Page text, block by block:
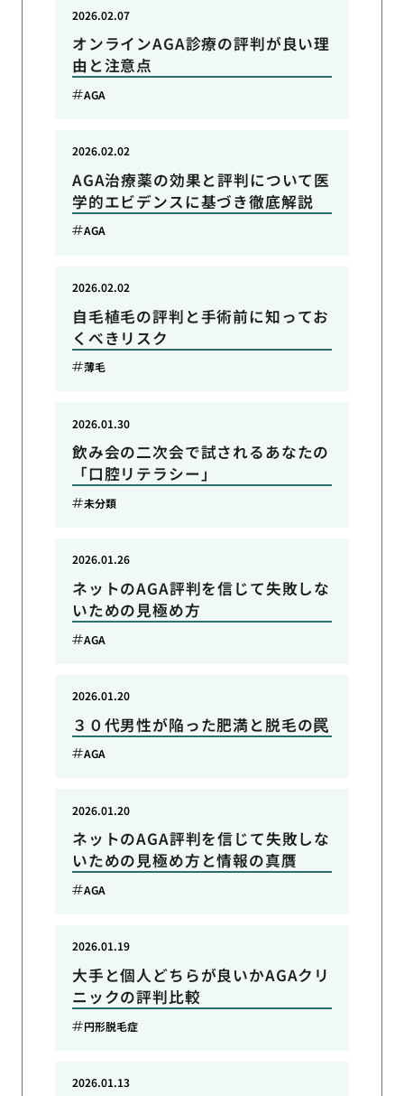
オンラインAGA診療の評判が良い理
由と注意点
2026.02.07
AGA
AGA治療薬の効果と評判について医
学的エビデンスに基づき徹底解説
2026.02.02
AGA
自毛植毛の評判と手術前に知ってお
くべきリスク
2026.02.02
薄毛
飲み会の二次会で試されるあなたの
「口腔リテラシー」
2026.01.30
未分類
ネットのAGA評判を信じて失敗しな
いための見極め方
2026.01.26
AGA
３０代男性が陥った肥満と脱毛の罠
2026.01.20
AGA
ネットのAGA評判を信じて失敗しな
いための見極め方と情報の真贋
2026.01.20
AGA
大手と個人どちらが良いかAGAクリ
ニックの評判比較
2026.01.19
円形脱毛症
2026.01.13